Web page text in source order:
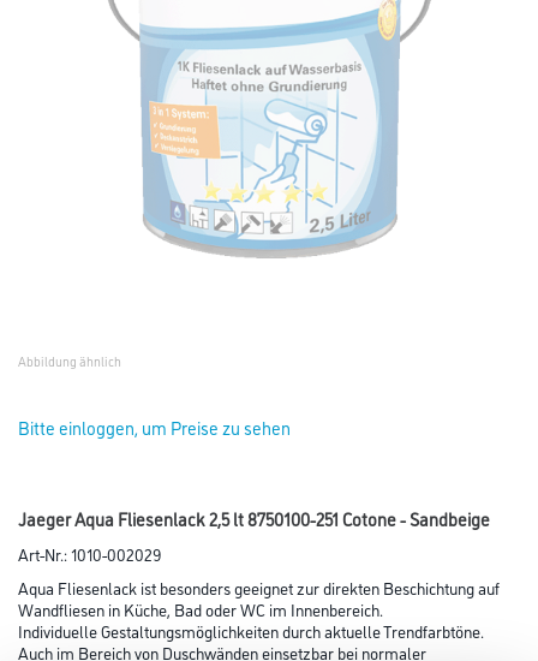
Abbildung ähnlich
Bitte einloggen, um Preise zu sehen
Jaeger Aqua Fliesenlack 2,5 lt 8750100-251 Cotone - Sandbeige
Art-Nr.:1010-002029
Aqua Fliesenlack ist besonders geeignet zur direkten Beschichtung auf
Wandfliesen in Küche, Bad oder WC im Innenbereich.
Individuelle Gestaltungsmöglichkeiten durch aktuelle Trendfarbtöne.
Auch im Bereich von Duschwänden einsetzbar bei normaler